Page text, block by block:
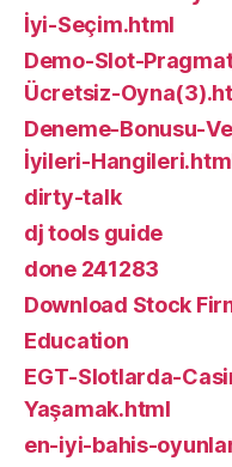
İyi-Seçim.html
Demo-Slot-
Ücretsiz-
Deneme-Bonusu-
İyileri-
dirty-talk
dj tools guide
done 241283
Download Stock
Education
EGT-Slotlarda-
Yaşamak.html
en-iyi-bahis-